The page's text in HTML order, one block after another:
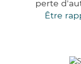
perte
Être